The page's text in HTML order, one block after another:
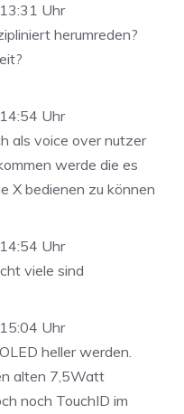
Uhr
herumreden?
Uhr
als voice over nutzer
werde die es
X bedienen zu können
Uhr
viele sind
Uhr
heller werden.
alten 7,5Watt
noch TouchID im